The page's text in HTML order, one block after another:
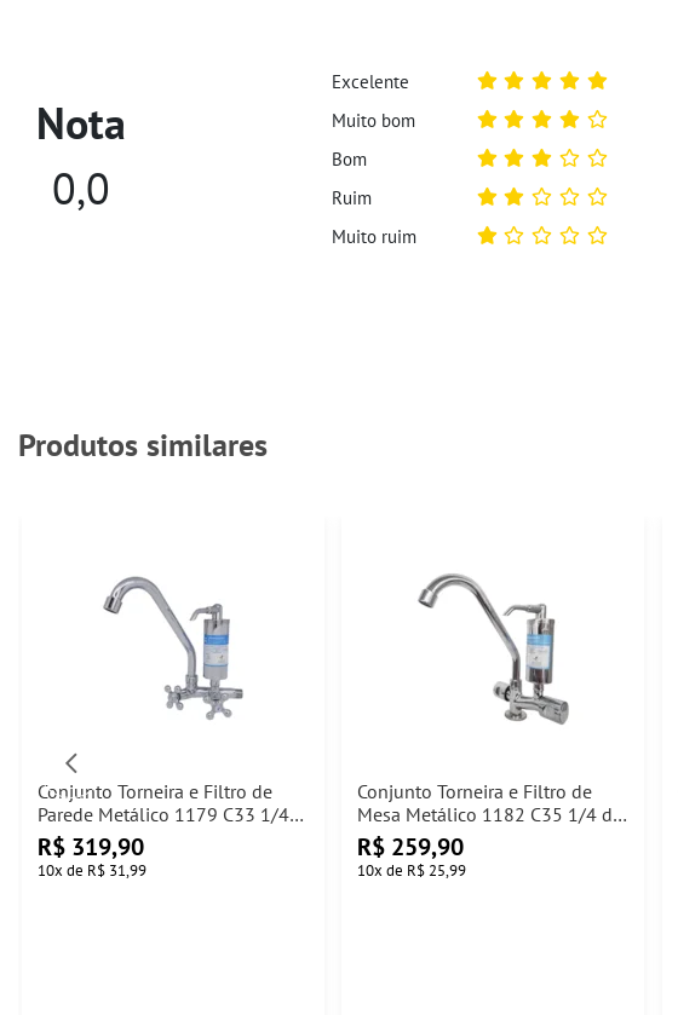
Nota
0,0
Excelente
Muito bom
Bom
Ruim
Muito ruim
Produtos similares
Conjunto Torneira e Filtro de
Parede Metálico 1179 C33 1/4
de Volta Jed Metais
R$ 319,90
10x de R$ 31,99
Conjunto Torneira e Filtro de
Mesa Metálico 1182 C35 1/4 de
Volta Jed Metais
R$ 259,90
10x de R$ 25,99